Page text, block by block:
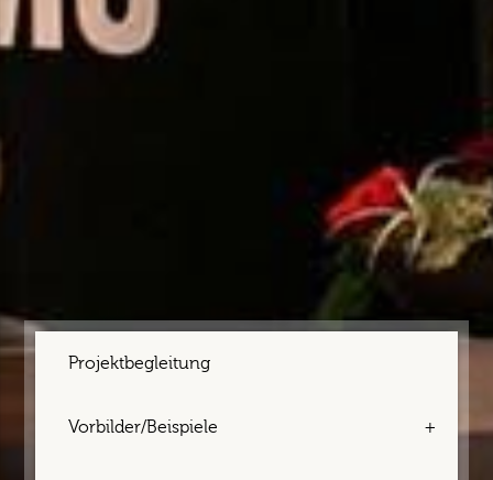
Projektbegleitung
Vorbilder/Beispiele